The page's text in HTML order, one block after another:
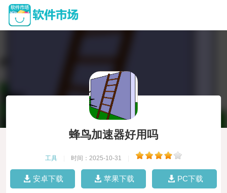
蜂鸟加速器好用吗
工具 时间：2025-10-31
安卓下载 苹果下载 PC下载